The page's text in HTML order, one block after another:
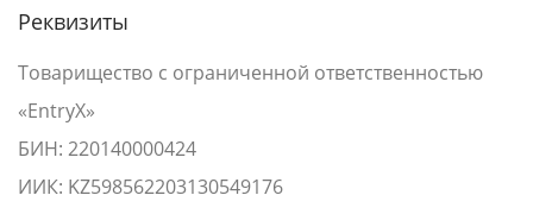
Реквизиты
Товарищество с ограниченной ответственностью
«EntryX»
БИН: 220140000424
ИИК: KZ598562203130549176